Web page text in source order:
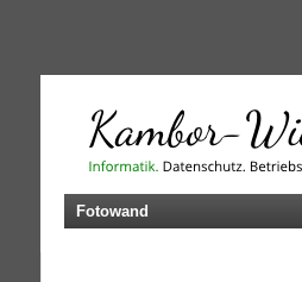
↓
CONTENT
Fotowand